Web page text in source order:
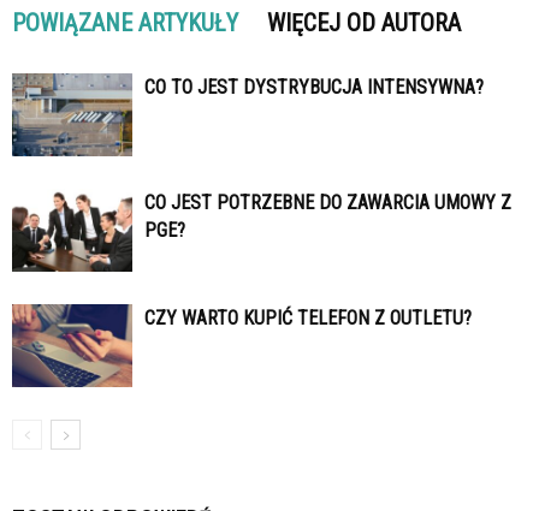
POWIĄZANE ARTYKUŁY WIĘCEJ OD AUTORA
CO TO JEST DYSTRYBUCJA INTENSYWNA?
CO JEST POTRZEBNE DO ZAWARCIA UMOWY Z
PGE?
CZY WARTO KUPIĆ TELEFON Z OUTLETU?